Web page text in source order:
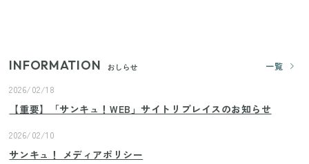
INFORMATION おしらせ
一覧
2026/02/18
【重要】「サンキュ！WEB」サイトリプレイスのお知らせ
2026/02/10
サンキュ！ メディアポリシー